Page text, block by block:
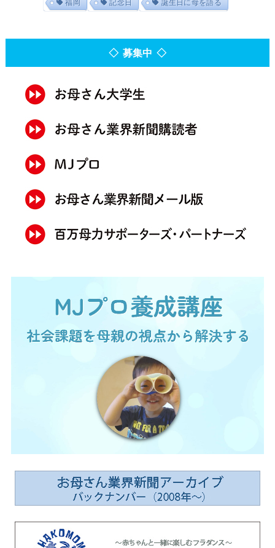
福岡 記念日 誕生日に母を語る
◇ 募集中 ◇